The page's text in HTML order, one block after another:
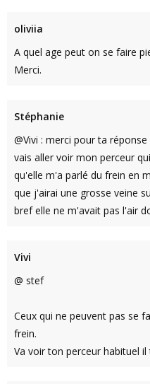
oliviia
A quel age peut on se faire
Merci.
Stéphanie
@Vivi : merci pour ta
vais aller voir mon perceur
qu'elle m'a parlé du frein en
que j'airai une grosse veine
bref elle ne m'avait pas l'air
Vivi
@ stef
Ceux qui ne peuvent pas se
frein.
Va voir ton perceur habituel